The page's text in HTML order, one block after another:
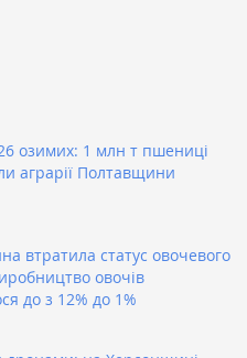
озимих: 1 млн т пшениці
аграрії Полтавщини
втратила статус овочевого
овочів
до з 12% до 1%